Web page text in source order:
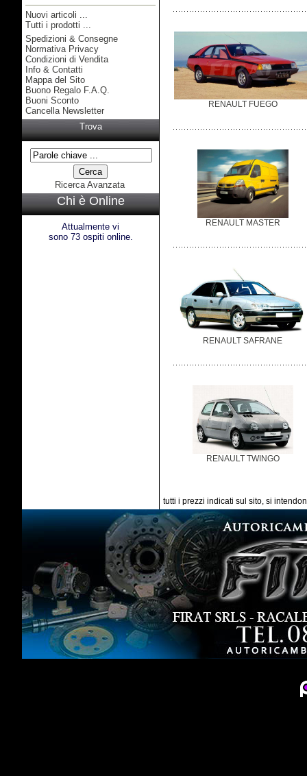
Nuovi articoli ...
Tutti i prodotti ...
Informazioni
Spedizioni & Consegne
Normativa Privacy
Condizioni di Vendita
Info & Contatti
Mappa del Sito
Buono Regalo F.A.Q.
Buoni Sconto
Cancella Newsletter
Trova
Ricerca Avanzata
Chi è Online
Attualmente vi
sono 73 ospiti online.
RENAULT FUEGO
RENAULT MASTER
RENAULT SAFRANE
RENAULT TWINGO
tutti i prezzi indicati sul sito, si